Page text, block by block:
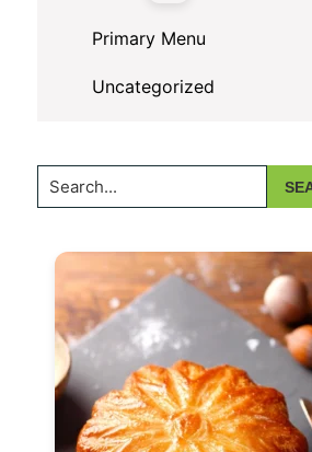
Primary Menu
Uncategorized
Search...